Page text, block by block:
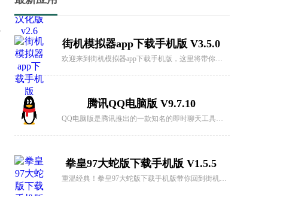
欢迎来到街机模拟器app下载手机版，这里将带你回到童年时光，畅玩经典街机游戏，释放内心的游戏狂热！无论是喜欢拳皇、恐龙快打、街霸还是合金弹头，我们都汇集了大量热门街机游戏，百玩不厌，让你尽情享受游戏的无穷乐趣！
腾讯QQ电脑版 V9.7.10
QQ电脑版是腾讯推出的一款知名的即时聊天工具，不仅提供了强大的通讯功能，还拥有个性装扮、丰富的内容享受、安全可靠的账号保护等特色和亮点。用户可以通过QQ电脑版随时随地与好友交流，畅享愉快的社交体验。无论是聊天、游戏还是分享乐趣，QQ电脑版都能满
拳皇97大蛇版下载手机版 V1.5.5
重温经典！拳皇97大蛇版下载手机版带你回到街机时代，感受那种激烈的格斗氛围。游戏中汇聚了拳皇系列的经典角色，每个角色都有独特的招式和必杀技。通过简单的操作，你可以展开激烈的对战，挑战各路高手。
Winkawaks街机模拟器 V1.65